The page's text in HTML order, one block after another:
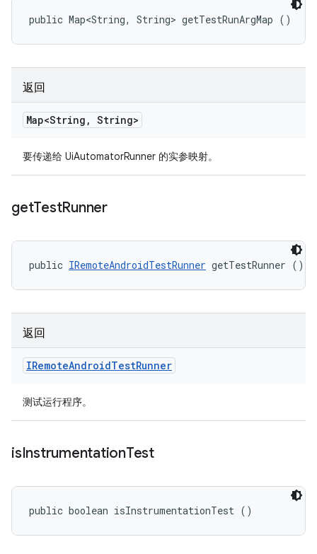
public Map<String, String> getTestRunArgMap ()
返回
Map<String , String>
要传递给 UiAutomatorRunner 的实参映射。
getTestRunner
public IRemoteAndroidTestRunner getTestRunner ()
返回
IRemoteAndroidTestRunner
测试运行程序。
isInstrumentationTest
public boolean isInstrumentationTest ()